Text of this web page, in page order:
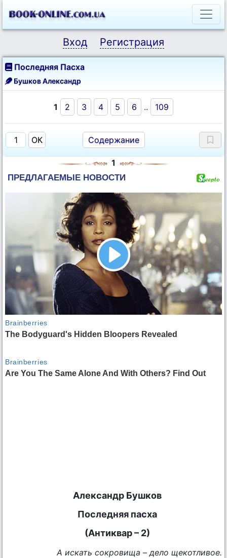
Вход Регистрация
Последняя Пасха
Бушков Александр
1 2 3 4 5 6 .. 109
Содержание
1
Александр Бушков
Последняя пасха
(Антиквар – 2)
А искать сокровища – дело щекотливое.